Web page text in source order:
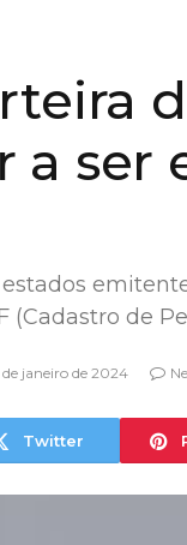
a ser
estados
(Cadastro de
janeiro de 2024
Twitter